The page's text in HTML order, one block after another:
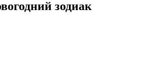
зодиак